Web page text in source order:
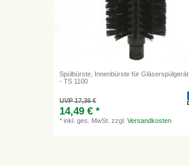
Spülbürste, Innenbürste für
- TS 1100
UVP 17,36 €
14,49 € *
*inkl. ges. MwSt. zzgl.Versandkosten